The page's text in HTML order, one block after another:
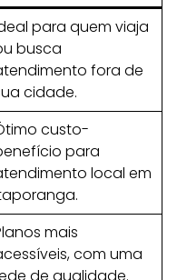
para quem viaja
busca
fora de
cidade.
custo-
para
local em
mais
com uma